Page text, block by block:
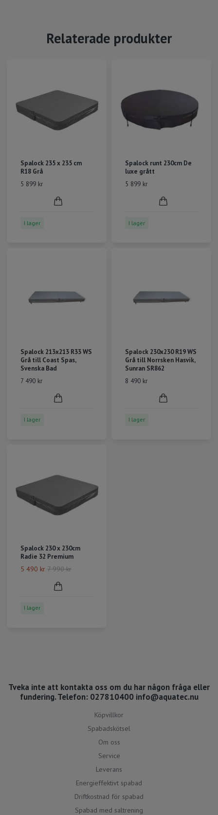
Relaterade produkter
Spalock 235 x 235 cm
R18 Grå
5 899 kr
I lager
Spalock runt 230cm De
luxe grått
5 899 kr
I lager
Spalock 213x213 R33 WS
Grå till Coast Spas,
Svenska Bad
7 490 kr
I lager
Spalock 230x230 R19 WS
Grå till Norrsken Hasvik,
Sunran SR862
8 490 kr
I lager
Spalock 230 x 230cm
Radie 32 Premium
5 490 kr 7 990 kr
I lager
Tveka inte att kontakta oss om du har någon fråga eller
fundering. Telefon: 027810400 info@aquatec.nu
Köpvillkor
Spabadskötsel
Om oss
Service
Leverans
Energieffektivt spabad
Driftkostnad för spabad
Spabad med saltrening